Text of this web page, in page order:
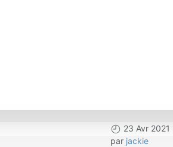
23 Avr 2021
par jackie